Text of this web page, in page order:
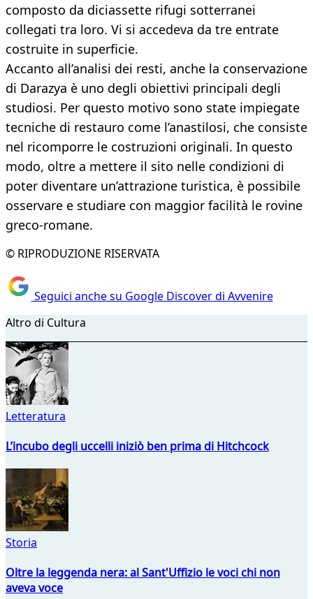
composto da diciassette rifugi sotterranei
collegati tra loro. Vi si accedeva da tre entrate
costruite in superficie.
Accanto all’analisi dei resti, anche la conservazione
di Darazya è uno degli obiettivi principali degli
studiosi. Per questo motivo sono state impiegate
tecniche di restauro come l’anastilosi, che consiste
nel ricomporre le costruzioni originali. In questo
modo, oltre a mettere il sito nelle condizioni di
poter diventare un’attrazione turistica, è possibile
osservare e studiare con maggior facilità le rovine
greco-romane.
© RIPRODUZIONE RISERVATA
Seguici anche su Google Discover di Avvenire
Altro di Cultura
Letteratura
L’incubo degli uccelli iniziò ben prima di Hitchcock
Storia
Oltre la leggenda nera: al Sant'Uffizio le voci chi non
aveva voce